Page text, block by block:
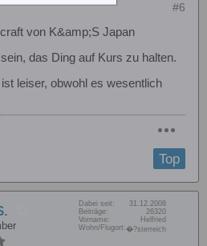
#6
von K&amp;S Japan
das Ding auf Kurs zu halten.
leiser, obwohl es wesentlich
Top
Dabei seit:
31.12.2008
Beiträge:
26320
Vorname:
Helfried
Wohn/Flugort: �?sterreich